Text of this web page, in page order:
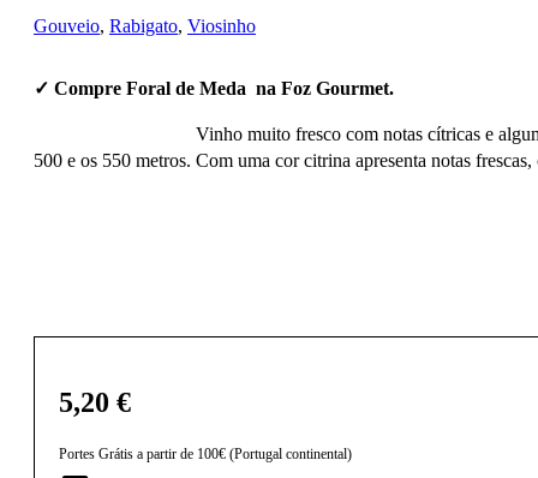
Gouveio, Rabigato, Viosinho
✓ Compre Foral de Meda na Foz Gourmet.
Vinho muito fresco com notas cítricas e
500 e os 550 metros. Com uma cor citrina apresenta notas
5,20 €
Portes Grátis a partir de 100€ (Portugal continental)